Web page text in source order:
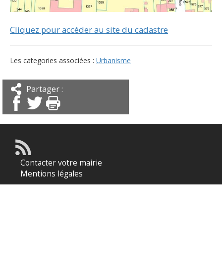
Cliquez pour accéder au site du cadastre
Les categories associées : Urbanisme
Partager :
Contacter votre mairie
Mentions légales